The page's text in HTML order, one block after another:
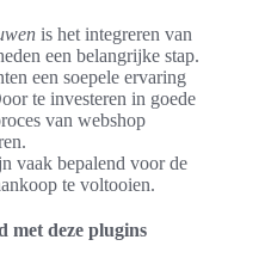
is het integreren van
een belangrijke stap.
een soepele ervaring
te investeren in goede
van webshop
vaak bepalend voor de
te voltooien.
met deze plugins